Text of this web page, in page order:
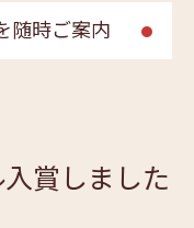
随時ご案内
賞しました